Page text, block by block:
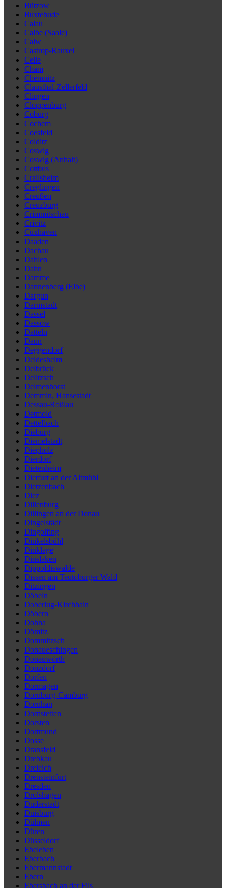
Bützow
Buxtehude
Calau
Calbe (Saale)
Calw
Castrop-Rauxel
Celle
Cham
Chemnitz
Clausthal-Zellerfeld
Clingen
Cloppenburg
Coburg
Cochem
Coesfeld
Colditz
Coswig
Coswig (Anhalt)
Cottbus
Crailsheim
Creglingen
Creußen
Creuzburg
Crimmitschau
Crivitz
Cuxhaven
Daaden
Dachau
Dahlen
Dahn
Damme
Dannenberg (Elbe)
Dargun
Darmstadt
Dassel
Dassow
Datteln
Daun
Deggendorf
Deidesheim
Delbrück
Delitzsch
Delmenhorst
Demmin, Hansestadt
Dessau-Roßlau
Detmold
Dettelbach
Dieburg
Diemelstadt
Diepholz
Dierdorf
Dietenheim
Dietfurt an der Altmühl
Dietzenbach
Diez
Dillenburg
Dillingen an der Donau
Dingelstädt
Dingolfing
Dinkelsbühl
Dinklage
Dinslaken
Dippoldiswalde
Dissen am Teutoburger Wald
Ditzingen
Döbeln
Doberlug-Kirchhain
Döbern
Dohna
Dömitz
Dommitzsch
Donaueschingen
Donauwörth
Donzdorf
Dorfen
Dormagen
Dornburg-Camburg
Dornhan
Dornstetten
Dorsten
Dortmund
Dosse
Dransfeld
Drebkau
Dreieich
Drensteinfurt
Dresden
Drolshagen
Duderstadt
Duisburg
Dülmen
Düren
Düsseldorf
Ebeleben
Eberbach
Ebermannstadt
Ebern
Ebersbach an der Fils